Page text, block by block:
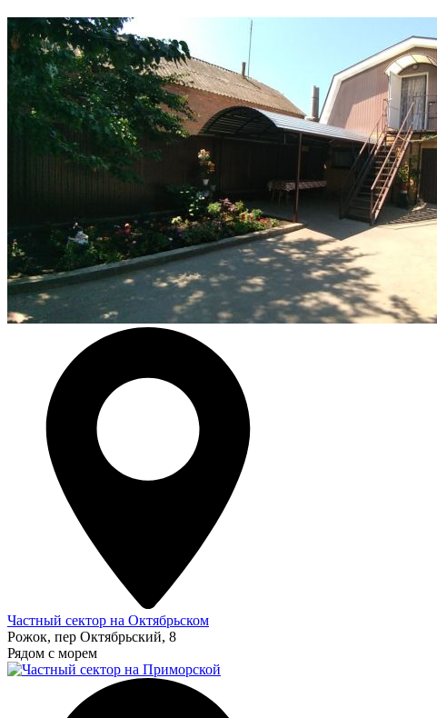
Частный сектор на Октябрьском
Рожок, пер Октябрьский, 8
Рядом с морем